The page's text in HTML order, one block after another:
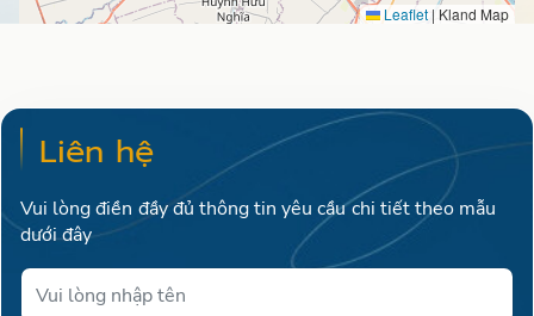
Leaflet | Kland Map
Liên hệ
Vui lòng điền đầy đủ thông tin yêu cầu chi tiết theo mẫu
dưới đây